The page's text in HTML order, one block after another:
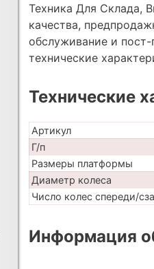
Техника Для Склада,
качества,
обслуживание и
технические
Технические
Артикул
Г/п
Размеры платформы
Диаметр колеса
Число колес спереди/
Информация